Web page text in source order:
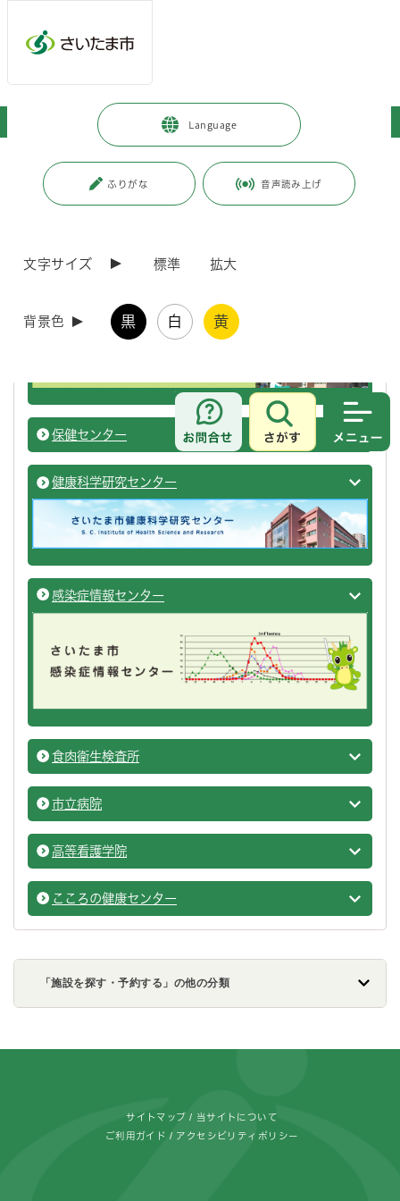
Language
ふりがな 音声読み上げ
文字サイズ 標準 拡大
背景色 黒 白 黄
お問合せ
さがす
施設を探す・予約する > 保健・医療施設
保健・医療施設
保健所
保健センター
保健・
健康科学研究センター
健康科
感染症情報センター
感染症
食肉衛生検査所
保健・
市立病院
保健・
高等看護学院
保健・
こころの健康センター
保健・
「施設を探す・予約する」の他の分類
サイトマップ 当サイトについて
ご利用ガイド アクセシビリティポリシー